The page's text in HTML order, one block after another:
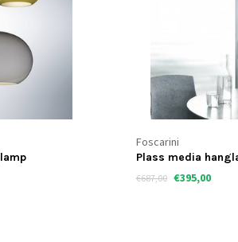
Foscarini
Rituals hanglamp
€489,00